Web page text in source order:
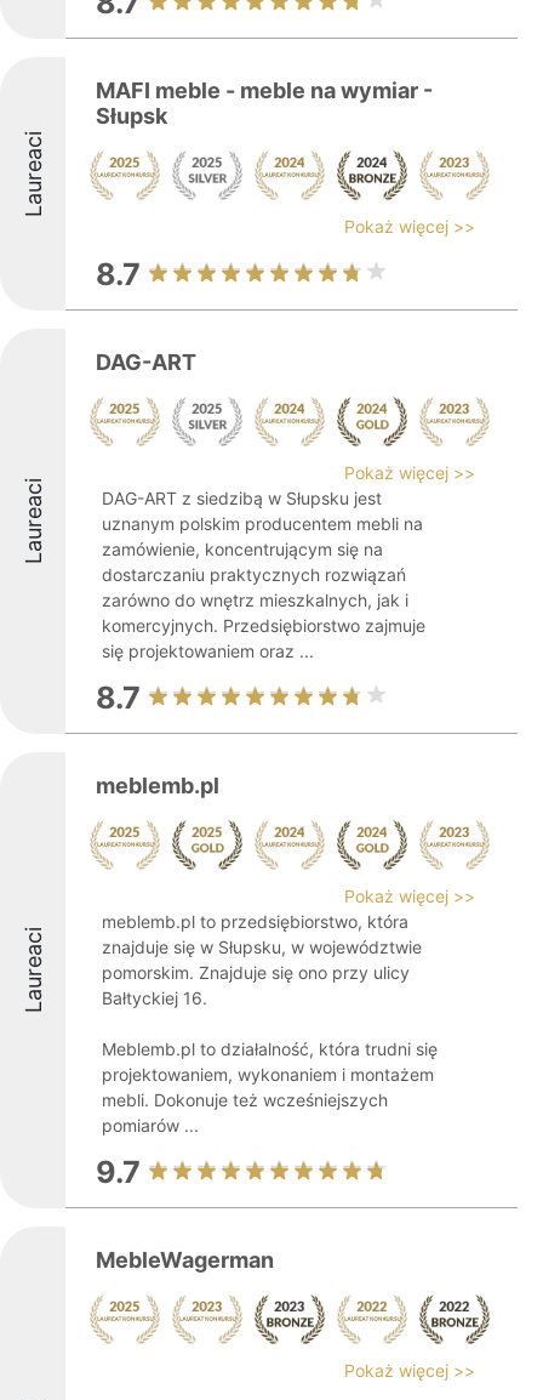
Laureaci
MAFI meble - meble na wymiar -
Słupsk
Pokaż więcej >>
8.7
Laureaci
DAG-ART
Pokaż więcej >>
DAG-ART z siedzibą w Słupsku jest
uznanym polskim producentem mebli na
zamówienie, koncentrującym się na
dostarczaniu praktycznych rozwiązań
zarówno do wnętrz mieszkalnych, jak i
komercyjnych. Przedsiębiorstwo zajmuje
się projektowaniem oraz ...
8.7
Laureaci
meblemb.pl
Pokaż więcej >>
meblemb.pl to przedsiębiorstwo, która
znajduje się w Słupsku, w województwie
pomorskim. Znajduje się ono przy ulicy
Bałtyckiej 16.
Meblemb.pl to działalność, która trudni się
projektowaniem, wykonaniem i montażem
mebli. Dokonuje też wcześniejszych
pomiarów ...
9.7
MebleWagerman
Pokaż więcej >>